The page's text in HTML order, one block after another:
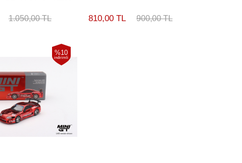
1.050,00 TL 900,00 TL
810,00 TL
%10
indirimli